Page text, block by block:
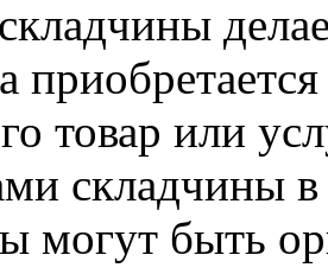
товар или
складчины
могут быть